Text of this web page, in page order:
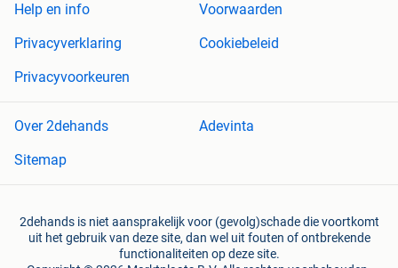
Help en info
Voorwaarden
Privacyverklaring
Cookiebeleid
Privacyvoorkeuren
Over 2dehands
Adevinta
Sitemap
2dehands is niet aansprakelijk voor (gevolg)schade die voortkomt
uit het gebruik van deze site, dan wel uit fouten of ontbrekende
functionaliteiten op deze site.